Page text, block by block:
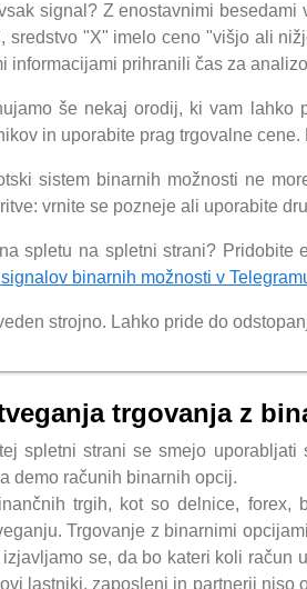
signal? Z enostavnimi
sredstvo "X" imelo ceno "višjo ali
informacijami prihranili čas za
še nekaj orodij, ki vam lahko
in uporabite prag trgovalne
sistem binarnih možnosti ne
vrnite se pozneje ali uporabite
spletu na spletni strani? Pridobite
binarnih možnosti v
strojno. Lahko pride do
trgovanja z
spletni strani se smejo
demo računih binarnih opcij.
trgih, kot so delnice, forex,
Trgovanje z binarnimi
se, da bo kateri koli račun
lastniki, zaposleni in partnerji niso